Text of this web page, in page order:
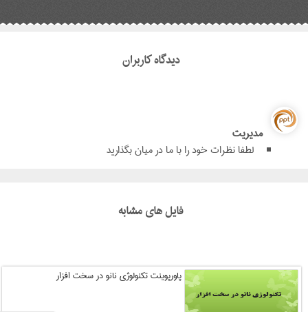
دیدگاه کاربران
مدیریت
لطفا نظرات خود را با ما در میان بگذارید
فایل های مشابه
پاورپوینت تکنولوژی نانو در سخت افزار